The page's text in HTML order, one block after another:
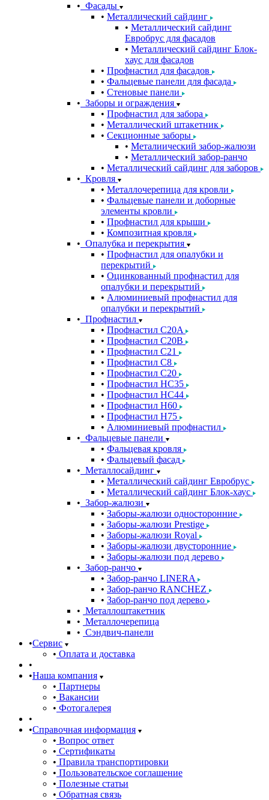
Фасады
Металлический сайдинг
Металлический сайдинг
Евробрус для фасадов
Металлический сайдинг Блок-
хаус для фасадов
Профнастил для фасадов
Фальцевые панели для фасада
Стеновые панели
Заборы и ограждения
Профнастил для забора
Металлический штакетник
Секционные заборы
Металиический забор-жалюзи
Металлический забор-ранчо
Металлический сайдинг для заборов
Кровля
Металлочерепица для кровли
Фальцевые панели и доборные
элементы кровли
Профнастил для крыши
Композитная кровля
Опалубка и перекрытия
Профнастил для опалубки и
перекрытий
Оцинкованный профнастил для
опалубки и перекрытий
Алюминиевый профнастил для
опалубки и перекрытий
Профнастил
Профнастил С20A
Профнастил С20B
Профнастил С21
Профнастил С8
Профнастил С20
Профнастил НС35
Профнастил НС44
Профнастил Н60
Профнастил Н75
Алюминиевый профнастил
Фальцевые панели
Фальцевая кровля
Фальцевый фасад
Металлосайдинг
Металлический сайдинг Евробрус
Металлический сайдинг Блок-хаус
Забор-жалюзи
Заборы-жалюзи односторонние
Заборы-жалюзи Prestige
Заборы-жалюзи Royal
Заборы-жалюзи двусторонние
Заборы-жалюзи под дерево
Забор-ранчо
Забор-ранчо LINERA
Забор-ранчо RANCHEZ
Забор-ранчо под дерево
Металлоштакетник
Металлочерепица
Сэндвич-панели
Сервис
Оплата и доставка
Наша компания
Партнеры
Вакансии
Фотогалерея
Справочная информация
Вопрос ответ
Сертификаты
Правила транспортировки
Пользовательское соглашение
Полезные статьи
Обратная связь